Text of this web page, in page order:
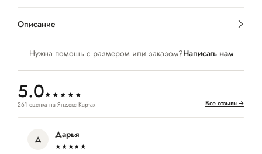
Нужна помощь с размером или заказом?Написать нам
5.0★★★★★
261 оценка на Яндекс Картах Все отзывы→
Д Дарья
★★★★★
Описание